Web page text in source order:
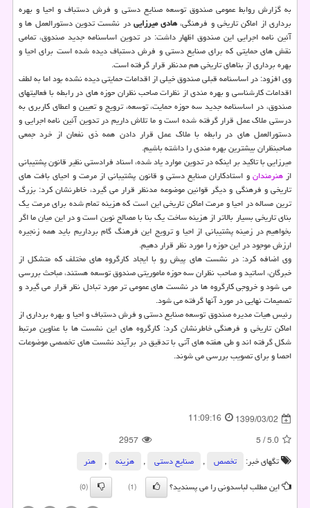
به گزارش روابط عمومی صندوق توسعه صنایع دستی و فرش دستباف و احیا و بهره
برداری از اماکن تاریخی و فرهنگی،هادی میرزاییدر نشست تدوین دستورالعمل ها و
آئین نامه اجرایی این صندوق اظهار داشت: در تدوین اساسنامه جدید صندوق، تمامی
نقش های حمایتی که برای صنایع دستی و فرش دستباف دیده شده است برای احیا و
بهره برداری از بناهای تاریخی هم مدنظر قرار گرفته است.
وی افزود: در اساسنامه قبلی صندوق خیلی از اقدامات حمایتی دیده نشده بود اما به لطف
اقدامات کارشناسی و بهره مندی از نظرات صاحب نظران حوزه ­های در رابطه با فعالیتهای
صندوق، در اساسنامه جدید سه حوزه حمایت، توسعه، ترویج و تعیین و اعطای کاربری به
درستی ملاک عمل قرار گرفته شده است و ما تلاش داریم در تدوین آئین نامه اجرایی و
دستورالعمل های در رابطه با ملاک عمل قرار دادن همه ذی نفعان از خرد جمعی
صاحبنظران بیشترین بهره ­مندی را داشته باشیم.
میرزایی با تاکید بر اینکه در تدوین موارد یاد شده، اسناد فرادستی نظیر قانون پشتیبانی
ازهنرمندانو استادکاران صنایع دستی و قانون پشتیبانی از مرمت و احیای بافت های
تاریخی و فرهنگی و دیگر قوانین موضوعه مدنظر قرار می گیرد، خاطرنشان کرد: بزرگ
ترین مساله در احیا و مرمت اماکن تاریخی این است که هزینه تمام شده برای مرمت یک
بنای تاریخی بسیار بالاتر از هزینه ساخت یک بنا با مصالح نوین است و در این میان ما اگر
بخواهیم در زمینه پشتیبانی از احیا و ترویج این فرهنگ گام برداریم باید همه زنجیره
ارزش موجود در این حوزه را مورد نظر قرار دهیم.
وی اضافه کرد: در نشست های پیش رو با ایجاد کارگروه های مختلف که متشکل از
خبرگان، اساتید و صاحب نظران سه حوزه ماموریتی صندوق توسعه هستند، مباحث بررسی
می شود و خروجی کارگروه ها در نشست­ های عمومی تر مورد تبادل نظر قرار می گیرد و
تصمیمات نهایی در مورد آنها گرفته می شود.
رئیس هیات مدیره صندوق توسعه صنایع دستی و فرش دستباف و احیا و بهره برداری از
اماکن تاریخی و فرهنگی خاطرنشان کرد: کارگروه های این نشست ها با عناوین مرتبط
شکل گرفته اند و طی هفته های آتی با تدقیق در برآیند نشست های تخصصی موضوعات
احصا و برای تصویب بررسی می شوند.
1399/03/02
11:09:16
5.0
/
5
2957
تگهای خبر:
تخصص , صنایع دستی , هزینه ,
هنر
این مطلب لباسدونی را می پسندید؟
(1)
(0)